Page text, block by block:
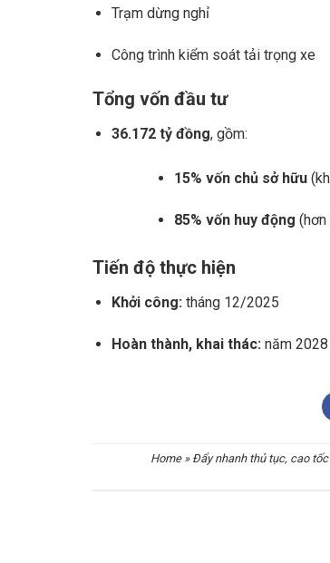
Trạm dừng nghỉ
Công trình kiểm soát tải trọng xe
Tổng vốn đầu tư
36.172 tỷ đồng, gồm:
15% vốn chủ sở hữu
85% vốn huy động
Tiến độ thực hiện
Khởi công:tháng 12/2025
Hoàn thành, khai thác:năm 2028
Home» Đẩy nhanh thủ tục, cao